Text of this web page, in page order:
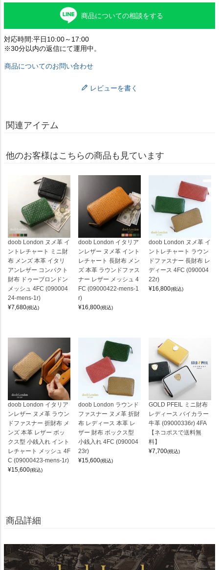
商品についての相談をする
対応時間:平日10:00～17:00
※30分以内の返信にて運用中。
商品についてのお問い合わせ
レビューを書く
関連アイテム
他のお客様はこちらの商品も見ています
doob London ヌメ革 イ
ントレチャート ミニ財
布 メンズ 本革 イタリ
アンレザー コンパクト
財布 ドゥーブロンドン
メッシュ 4FC (090004
24-mens-1r)
¥7,680(税込)
doob London イタリア
ンレザー ヌメ革 イント
レチャート 長財布 メン
ズ 本革 ラウンドファス
ナー レザー メッシュ 4
FC (09000422-mens-1
r)
¥16,800(税込)
doob London ヌメ革 イ
ントレチャート ラウン
ドファスナー 長財布 レ
ディース 4FC (090004
22r)
¥16,800(税込)
doob London イタリア
ンレザー ヌメ革 ラウン
ドファスナー 折財布 メ
ンズ 本革 レザー ボッ
クス型 小銭入れ イント
レチャート メッシュ 4F
C (09000423-mens-1r)
¥15,600(税込)
doob London ラウンド
ファスナー ヌメ革 折財
布 レディース 本革 レ
ザー 財布 ボックス型
小銭入れ 4FC (090004
23r)
¥15,600(税込)
GOLD PFEIL ミニ財布
レディース バイカラー
牛革 (09000336r) 4FA
【ネコポスで送料無
料】
¥7,700(税込)
商品詳細